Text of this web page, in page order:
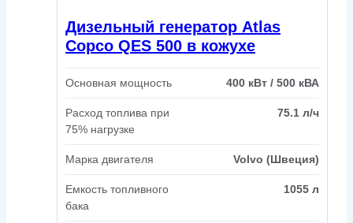
Дизельный генератор Atlas
Copco QES 500 в кожухе
Основная мощность 400 кВт / 500 кВА
Расход топлива при
75% нагрузке
75.1 л/ч
Марка двигателя Volvo (Швеция)
Емкость топливного
бака
1055 л